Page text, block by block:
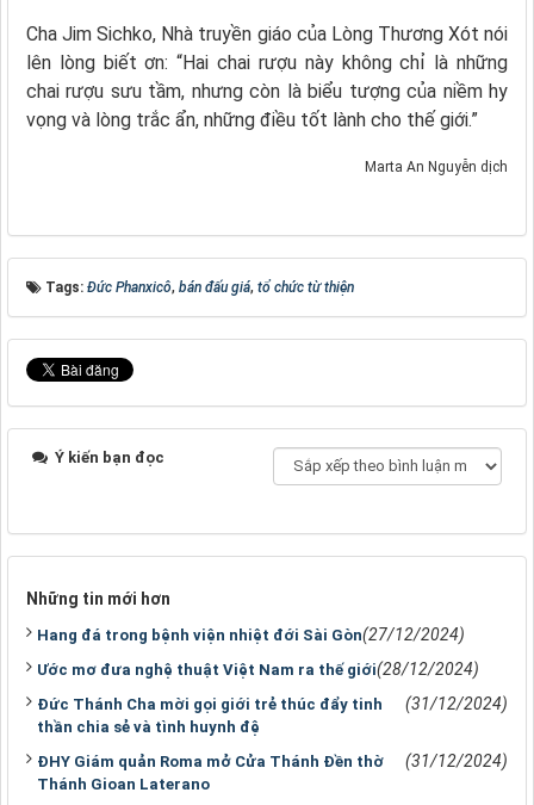
Cha Jim Sichko, Nhà truyền giáo của Lòng Thương Xót nói
lên lòng biết ơn: “Hai chai rượu này không chỉ là những
chai rượu sưu tầm, nhưng còn là biểu tượng của niềm hy
vọng và lòng trắc ẩn, những điều tốt lành cho thế giới.”
Marta An Nguyễn dịch
Tags: Đức Phanxicô, bán đấu giá, tổ chức từ thiện
Ý kiến bạn đọc
Những tin mới hơn
Hang đá trong bệnh viện nhiệt đới Sài Gòn(27/12/2024)
Ước mơ đưa nghệ thuật Việt Nam ra thế giới(28/12/2024)
Đức Thánh Cha mời gọi giới trẻ thúc đẩy tinh
thần chia sẻ và tình huynh đệ
(31/12/2024)
ĐHY Giám quản Roma mở Cửa Thánh Đền thờ
Thánh Gioan Laterano
(31/12/2024)